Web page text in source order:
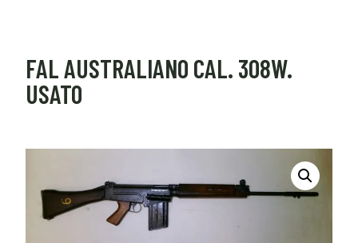
FAL AUSTRALIANO CAL. 308W.
USATO